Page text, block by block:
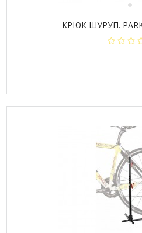
КРЮК ШУРУП.